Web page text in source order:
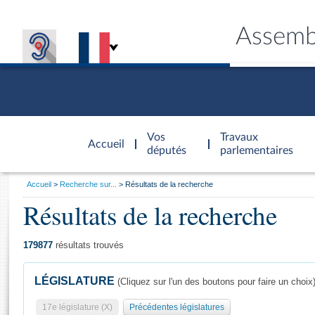
Accueil
d'accueil
Vos
députés
Travaux
parlementaires
Général
Vous
Accueil Recherche sur... Résultats de la recherche
Résultats de la recherche
179877 résultats trouvés
LÉGISLATURE (Cliquez sur l'un des boutons pour faire un choix)
17e législature (X) Précédentes législatures